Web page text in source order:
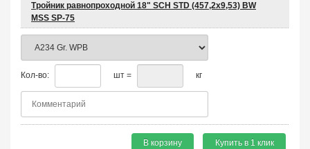
Тройник равнопроходной 18" SCH STD (457,2х9,53) BW
MSS SP-75
Кол-во: шт = кг
В корзину Купить в 1 клик